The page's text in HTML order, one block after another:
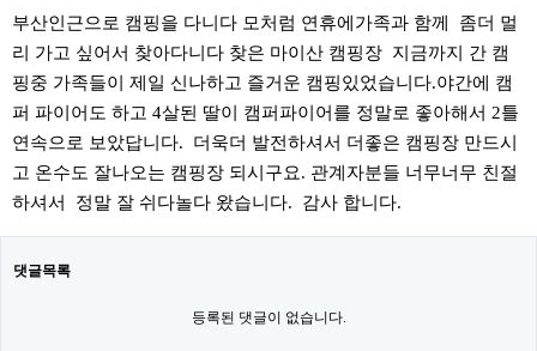
부산인근으로 캠핑을 다니다 모처럼 연휴에가족과 함께 좀더 멀
리 가고 싶어서 찾아다니다 찾은 마이산 캠핑장 지금까지 간 캠
핑중 가족들이 제일 신나하고 즐거운 캠핑있었습니다.야간에 캠
퍼 파이어도 하고 4살된 딸이 캠퍼파이어를 정말로 좋아해서 2틀
연속으로 보았답니다. 더욱더 발전하셔서 더좋은 캠핑장 만드시
고 온수도 잘나오는 캠핑장 되시구요. 관계자분들 너무너무 친절
하셔서 정말 잘 쉬다놀다 왔습니다. 감사 합니다.
댓글목록
등록된 댓글이 없습니다.